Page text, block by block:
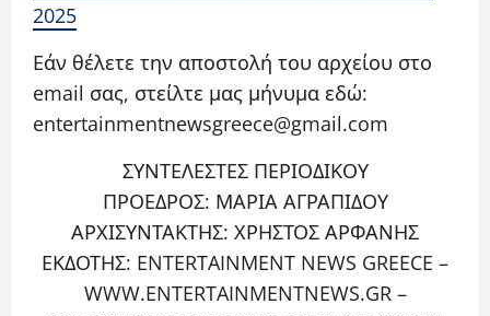
2025
Εάν θέλετε την αποστολή του αρχείου στο
email σας, στείλτε μας μήνυμα εδώ:
entertainmentnewsgreece@gmail.com
ΣΥΝΤΕΛΕΣΤΕΣ ΠΕΡΙΟΔΙΚΟΥ
ΠΡΟΕΔΡΟΣ: ΜΑΡΙΑ ΑΓΡΑΠΙΔΟΥ
ΑΡΧΙΣΥΝΤΑΚΤΗΣ: ΧΡΗΣΤΟΣ ΑΡΦΑΝΗΣ
ΕΚΔΟΤΗΣ: ENTERTAINMENT NEWS GREECE –
WWW.ENTERTAINMENTNEWS.GR –